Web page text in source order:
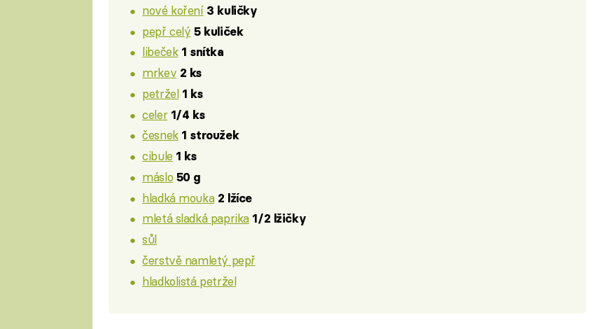
nové koření 3 kuličky
pepř celý 5 kuliček
libeček 1 snítka
mrkev 2 ks
petržel 1 ks
celer 1/4 ks
česnek 1 stroužek
cibule 1 ks
máslo 50 g
hladká mouka 2 lžíce
mletá sladká paprika 1/2 lžičky
sůl
čerstvě namletý pepř
hladkolistá petržel